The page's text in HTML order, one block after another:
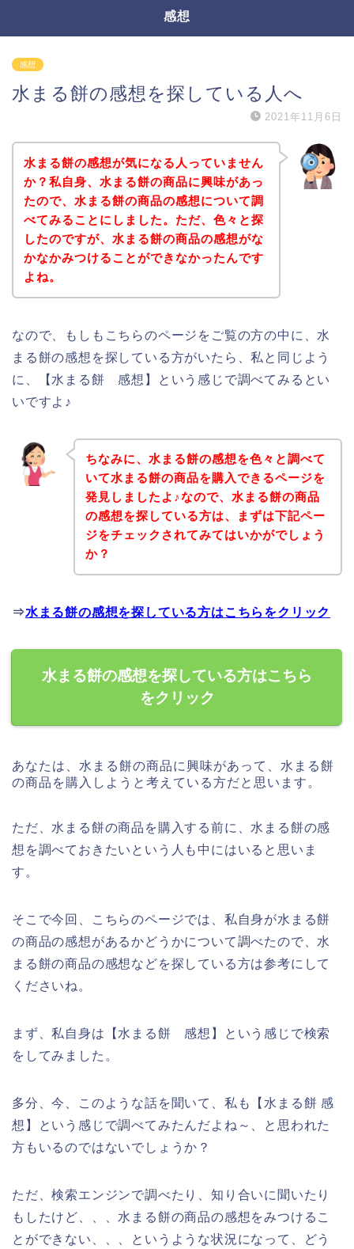
感想
感想
水まる餅の感想を探している人へ
2021年11月6日
水まる餅の感想が気になる人っていません
か？私自身、水まる餅の商品に興味があっ
たので、水まる餅の商品の感想について調
べてみることにしました。ただ、色々と探
したのですが、水まる餅の商品の感想がな
かなかみつけることができなかったんです
よね。
なので、もしもこちらのページをご覧の方の中に、水
まる餅の感想を探している方がいたら、私と同じよう
に、【水まる餅 感想】という感じで調べてみるとい
いですよ♪
ちなみに、水まる餅の感想を色々と調べて
いて水まる餅の商品を購入できるページを
発見しましたよ♪なので、水まる餅の商品
の感想を探している方は、まずは下記ペー
ジをチェックされてみてはいかがでしょう
か？
⇒水まる餅の感想を探している方はこちらをクリック
水まる餅の感想を探している方はこちら
をクリック
あなたは、水まる餅の商品に興味があって、水まる餅
の商品を購入しようと考えている方だと思います。
ただ、水まる餅の商品を購入する前に、水まる餅の感
想を調べておきたいという人も中にはいると思いま
す。
そこで今回、こちらのページでは、私自身が水まる餅
の商品の感想があるかどうかについて調べたので、水
まる餅の商品の感想などを探している方は参考にして
くださいね。
まず、私自身は【水まる餅 感想】という感じで検索
をしてみました。
多分、今、このような話を聞いて、私も【水まる餅 感
想】という感じで調べてみたんだよね～、と思われた
方もいるのではないでしょうか？
ただ、検索エンジンで調べたり、知り合いに聞いたり
もしたけど、、、水まる餅の商品の感想をみつけるこ
とができない、、、というような状況になって、どう